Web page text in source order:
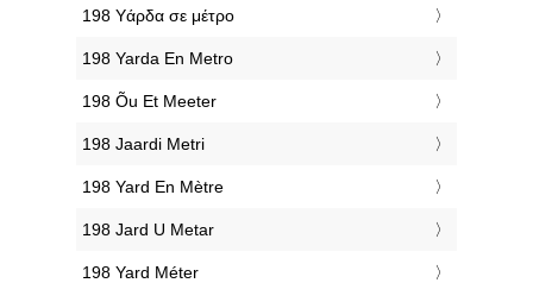
‎198 Υάρδα σε μέτρο
‎198 Yarda En Metro
‎198 Õu Et Meeter
‎198 Jaardi Metri
‎198 Yard En Mètre
‎198 Jard U Metar
‎198 Yard Méter